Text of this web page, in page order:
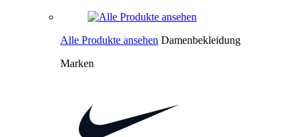
Alle Produkte ansehen Damenbekleidung
Marken